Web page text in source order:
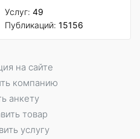
Услуг: 49
Публикаций: 15156
на сайте
компанию
анкету
товар
услугу